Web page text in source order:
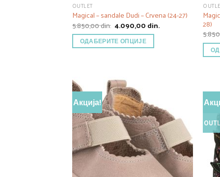
OUTLET
Magical – sandale Dudi – Crvena (24-27)
5.850,00din. Оригинална
цена
је
била:
5.850,00 din..
4.090,00din.Тренутна
цена
ОДАБЕРИТЕ ОПЦИЈЕ
28)
Акција!